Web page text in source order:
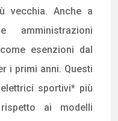
vecchia. Anche a
amministrazioni
esenzioni dal
i primi anni. Questi
sportivi* più
ai modelli